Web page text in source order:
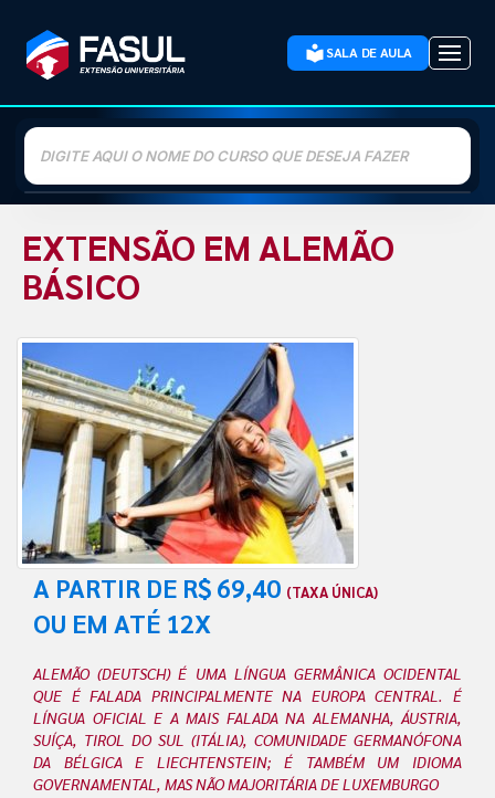
SALA DE AULA
Buscar
curso
EXTENSÃO EM ALEMÃO
BÁSICO
A PARTIR DE R$ 69,40 (TAXA ÚNICA)
OU EM ATÉ 12X
ALEMÃO (DEUTSCH) É UMA LÍNGUA GERMÂNICA OCIDENTAL
QUE É FALADA PRINCIPALMENTE NA EUROPA CENTRAL. É
LÍNGUA OFICIAL E A MAIS FALADA NA ALEMANHA, ÁUSTRIA,
SUÍÇA, TIROL DO SUL (ITÁLIA), COMUNIDADE GERMANÓFONA
DA BÉLGICA E LIECHTENSTEIN; É TAMBÉM UM IDIOMA
GOVERNAMENTAL, MAS NÃO MAJORITÁRIA DE LUXEMBURGO